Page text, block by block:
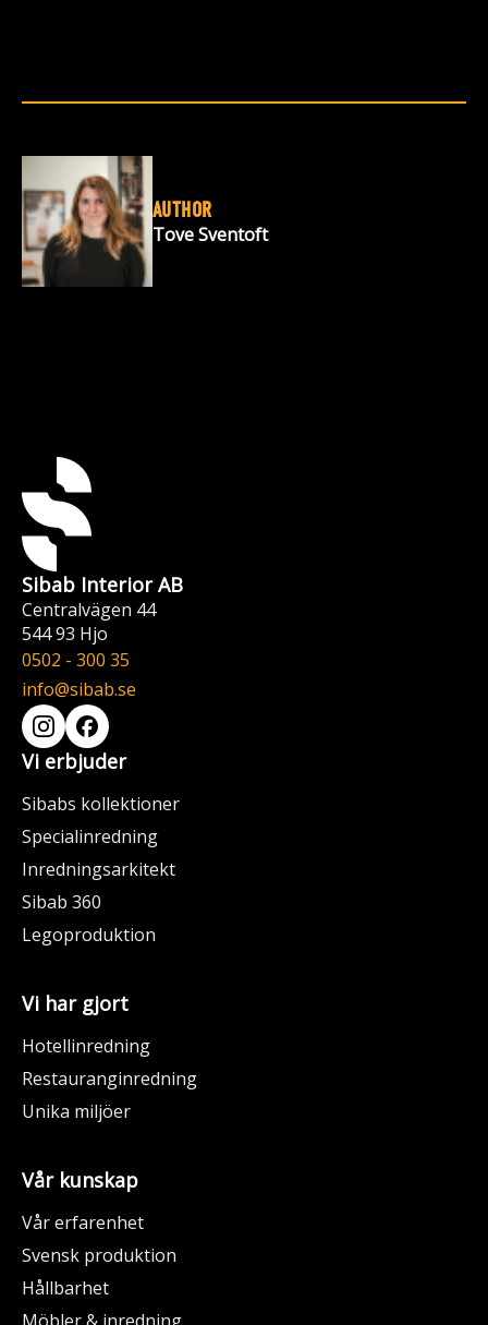
AUTHOR
Tove Sventoft
Sibab Interior AB
Centralvägen 44
544 93 Hjo
0502 - 300 35
info@sibab.se
Vi erbjuder
Sibabs kollektioner
Specialinredning
Inredningsarkitekt
Sibab 360
Legoproduktion
Vi har gjort
Hotellinredning
Restauranginredning
Unika miljöer
Vår kunskap
Vår erfarenhet
Svensk produktion
Hållbarhet